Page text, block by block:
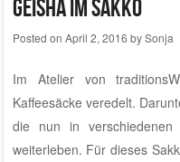
Geisha im Sakko
Posted on April 2, 2016 bySonja
Im Atelier von
Kaffeesäcke veredelt.
die nun in verschiedenen
weiterleben. Für dieses